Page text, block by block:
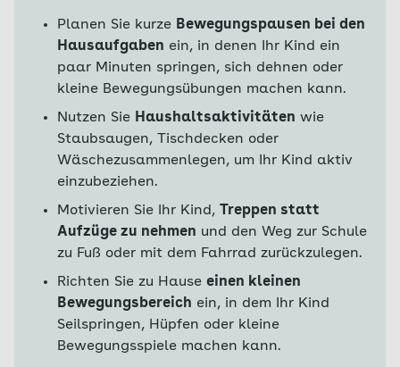
Planen Sie kurze Bewegungspausen bei den
Hausaufgaben ein, in denen Ihr Kind ein
paar Minuten springen, sich dehnen oder
kleine Bewegungsübungen machen kann.
Nutzen Sie Haushaltsaktivitäten wie
Staubsaugen, Tischdecken oder
Wäschezusammenlegen, um Ihr Kind aktiv
einzubeziehen.
Motivieren Sie Ihr Kind,
Treppen statt
Aufzüge zu nehmen und den Weg zur Schule
zu Fuß oder mit dem Fahrrad zurückzulegen.
Richten Sie zu Hause einen kleinen
Bewegungsbereich ein, in dem Ihr Kind
Seilspringen, Hüpfen oder kleine
Bewegungsspiele machen kann.